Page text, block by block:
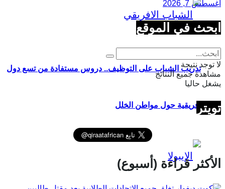
تدريب الشباب على التوظيف.. دروس مستفادة من تسع دول
إفريقية حول مواطن الخلل
أغسطس 7, 2026
ابحث في الموقع
لا توجد نتيجة
مشاهدة جميع النتائج
يشغل حاليا
تويتر
الأكثر قراءة (أسبوع)